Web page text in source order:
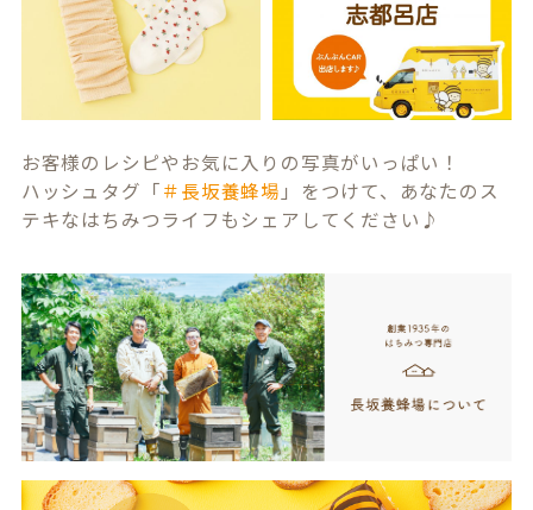
お客様のレシピやお気に入りの写真がいっぱい！
ハッシュタグ「＃長坂養蜂場 」をつけて、あなたのス
テキなはちみつライフもシェアしてください♪